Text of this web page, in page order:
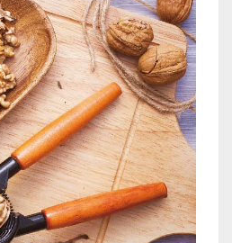
活好菌多多 益生菌
漫山尋
智能防疫機
鞋【平步青雲】系列鞋款
手工蠶絲棉花被
3D立體雷雕燈